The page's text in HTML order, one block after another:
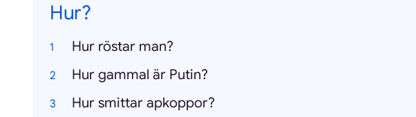
Hur?
Hur röstar man?
Hur gammal är Putin?
Hur smittar apkoppor?